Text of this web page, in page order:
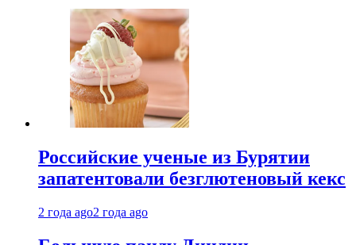
Российские ученые из Бурятии
запатентовали безглютеновый кекс
2 года ago2 года ago